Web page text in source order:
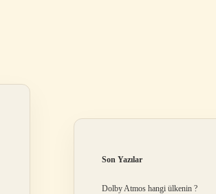
Son Yazılar
Dolby Atmos hangi ülkenin ?